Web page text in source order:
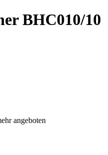
BHC010/10
angeboten